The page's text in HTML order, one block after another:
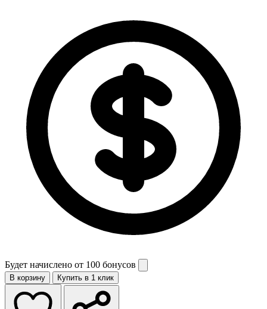
Будет начислено от 100 бонусов
В корзину Купить в 1 клик